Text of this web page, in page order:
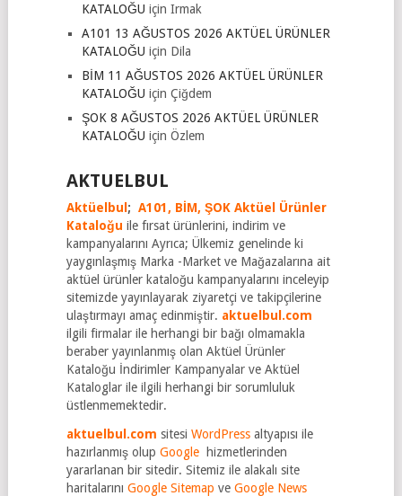
KATALOĞU için Irmak
A101 13 AĞUSTOS 2026 AKTÜEL ÜRÜNLER
KATALOĞU için Dila
BİM 11 AĞUSTOS 2026 AKTÜEL ÜRÜNLER
KATALOĞU için Çiğdem
ŞOK 8 AĞUSTOS 2026 AKTÜEL ÜRÜNLER
KATALOĞU için Özlem
AKTUELBUL
Aktüelbul ; A101, BİM, ŞOK Aktüel Ürünler
Kataloğu ile fırsat ürünlerini, indirim ve
kampanyalarını Ayrıca; Ülkemiz genelinde ki
yaygınlaşmış Marka -Market ve Mağazalarına ait
aktüel ürünler kataloğu kampanyalarını inceleyip
sitemizde yayınlayarak ziyaretçi ve takipçilerine
ulaştırmayı amaç edinmiştir. aktuelbul.com
ilgili firmalar ile herhangi bir bağı olmamakla
beraber yayınlanmış olan Aktüel Ürünler
Kataloğu İndirimler Kampanyalar ve Aktüel
Kataloglar ile ilgili herhangi bir sorumluluk
üstlenmemektedir.
aktuelbul.com sitesi WordPressaltyapısı ile
hazırlanmış olup Googlehizmetlerinden
yararlanan bir sitedir. Sitemiz ile alakalı site
haritalarını Google Sitemap ve Google News